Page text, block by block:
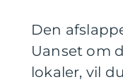
Den
Uanset om
lokaler, vil